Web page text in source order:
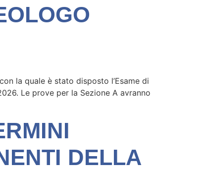
la quale è stato disposto l’Esame di
Le prove per la Sezione A avranno
DELLA